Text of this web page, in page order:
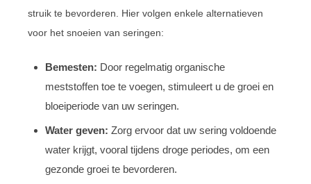
struik te bevorderen. Hier volgen enkele alternatieven
voor het snoeien van seringen:
Bemesten: Door regelmatig organische
meststoffen toe te voegen, stimuleert u de groei en
bloeiperiode van uw seringen.
Water geven: Zorg ervoor dat uw sering voldoende
water krijgt, vooral tijdens droge periodes, om een
gezonde groei te bevorderen.